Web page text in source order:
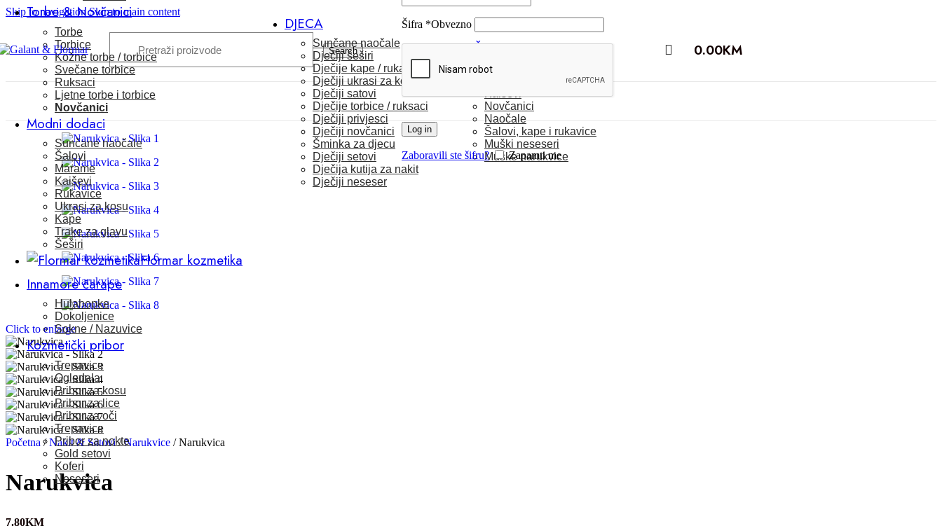
Skip to navigationSkip to main content
Search
Šifra *Obvezno
Log in
Zaboravili ste šifru? Zapamti me
0.00KM
Torbe & Novčanici
Torbe
Torbice
Kožne torbe / torbice
Svečane torbice
Ruksaci
Ljetne torbe i torbice
Novčanici
Modni dodaci
Sunčane naočale
Šalovi
Marame
Kaiševi
Rukavice
Ukrasi za kosu
Kape
Trake za glavu
Šeširi
Flormar kozmetika
Innamore čarape
Hulahopke
Dokoljenice
Sokne / Nazuvice
Kozmetički pribor
Trepavice
Ogledala
Pribor za kosu
Pribor za lice
Pribor za oči
Trepavice
Pribor za nokte
Gold setovi
Koferi
Neseseri
DJECA
Sunčane naočale
Dječiji šeširi
Dječije kape / rukavice
Dječiji ukrasi za kosu
Dječiji satovi
Dječije torbice / ruksaci
Dječiji privjesci
Dječiji novčanici
Šminka za djecu
Dječiji setovi
Dječija kutija za nakit
Dječiji neseser
MUŠKARCI
Satovi
Kaiševi
Novčanici
Naočale
Šalovi, kape i rukavice
Muški neseseri
Muške narukvice
Click to enlarge
Početna/ Nakit & Satovi/ Narukvice / Narukvica
Narukvica
7.80KM